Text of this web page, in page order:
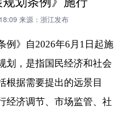
来源：浙江发布
》自2026年6月1日起施
划，是指国民经济和社会
根据需要提出的远景目
经济调节、市场监管、社